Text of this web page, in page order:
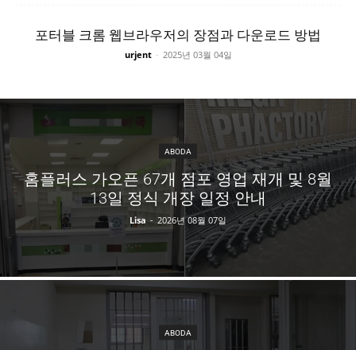
포터블 크롬 웹브라우저의 장점과 다운로드 방법
urjent - 2025년 03월 04일
ABODA
홈플러스 가오픈 67개 점포 영업 재개 및 8월
13일 정식 개장 일정 안내
Lisa - 2026년 08월 07일
ABODA